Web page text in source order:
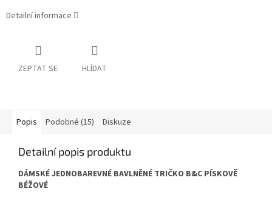
Detailní informace
ZEPTAT SE HLÍDAT
Popis Podobné (15) Diskuze
Detailní popis produktu
DÁMSKÉ JEDNOBAREVNÉ BAVLNĚNÉ TRIČKO B&C PÍSKOVĚ
BÉŽOVÉ